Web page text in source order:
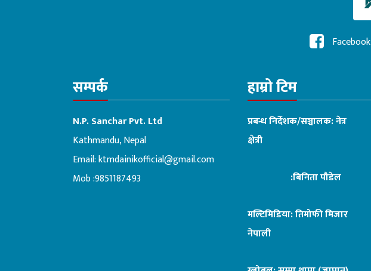
Facebook
सम्पर्क
N.P. Sanchar Pvt. Ltd
Kathmandu, Nepal
Email:ktmdainikofficial@gmail.com
Mob :9851187493
हाम्रो टिम
प्रबन्ध निर्देशक/सञ्चालक: नेत्र
क्षेत्री
:बिनिता पौडेल
मल्टिमिडिया: तिमोफी मिजार
नेपाली